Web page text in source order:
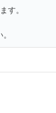
す。